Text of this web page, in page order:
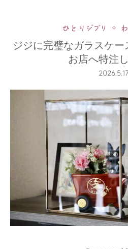
ひとりジブリ
ジジに完璧なガラスケ
お店へ特注
2026.5.17